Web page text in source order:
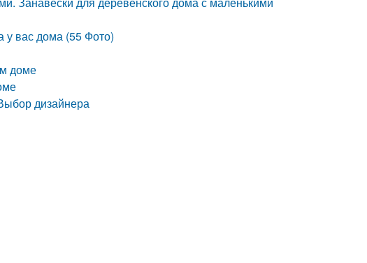
у вас дома (55 Фото)
доме
дизайнера